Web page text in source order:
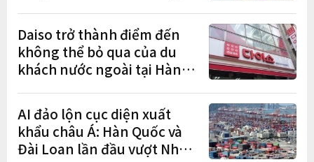
Daiso trở thành điểm đến
không thể bỏ qua của du
khách nước ngoài tại Hàn
AI đảo lộn cục diện xuất
khẩu châu Á: Hàn Quốc và
Đài Loan lần đầu vượt Nhật